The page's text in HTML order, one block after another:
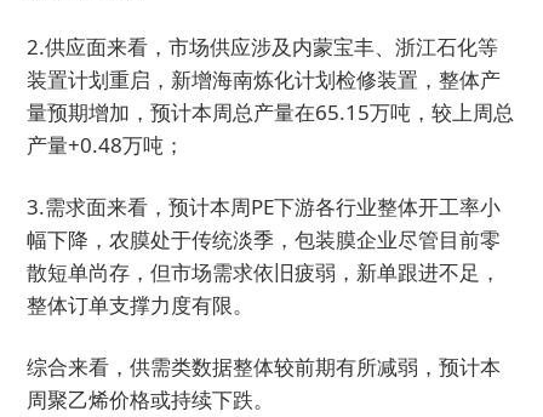
2.供应面来看，市场供应涉及内蒙宝丰、浙江石化等
装置计划重启，新增海南炼化计划检修装置，整体产
量预期增加，预计本周总产量在65.15万吨，较上周总
产量+0.48万吨；
3.需求面来看，预计本周PE下游各行业整体开工率小
幅下降，农膜处于传统淡季，包装膜企业尽管目前零
散短单尚存，但市场需求依旧疲弱，新单跟进不足，
整体订单支撑力度有限。
综合来看，供需类数据整体较前期有所减弱，预计本
周聚乙烯价格或持续下跌。